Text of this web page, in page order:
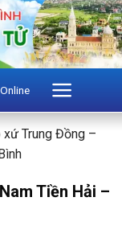
xứ Trung Đồng –
Tiền Hải –